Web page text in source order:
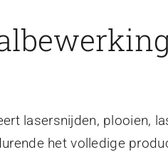
lasersnijden, plooien,
het volledige